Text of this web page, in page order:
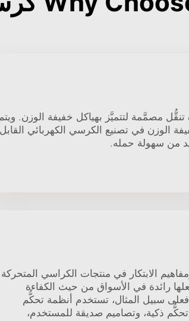
تنقُّل مصمَّمة لتتميَّز بهياكل خفيفة الوزن.
الوزن في تصنيع الكرسي الكهربائي القابل
من سهولة حمله.
الابتكار في منتجات الكراسي المتحركة
رائدة في الأسواق من حيث الكفاءة
سبيل المثال، تستخدم أنظمة تحكُّم
تحكُّم ذكية، وتصاميم صديقة للمستخدم،